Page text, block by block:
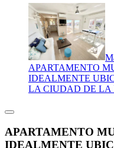
APARTAMENTO
IDEALMENTE
LA CIUDAD DE LA
APARTAMENTO
IDEALMENTE